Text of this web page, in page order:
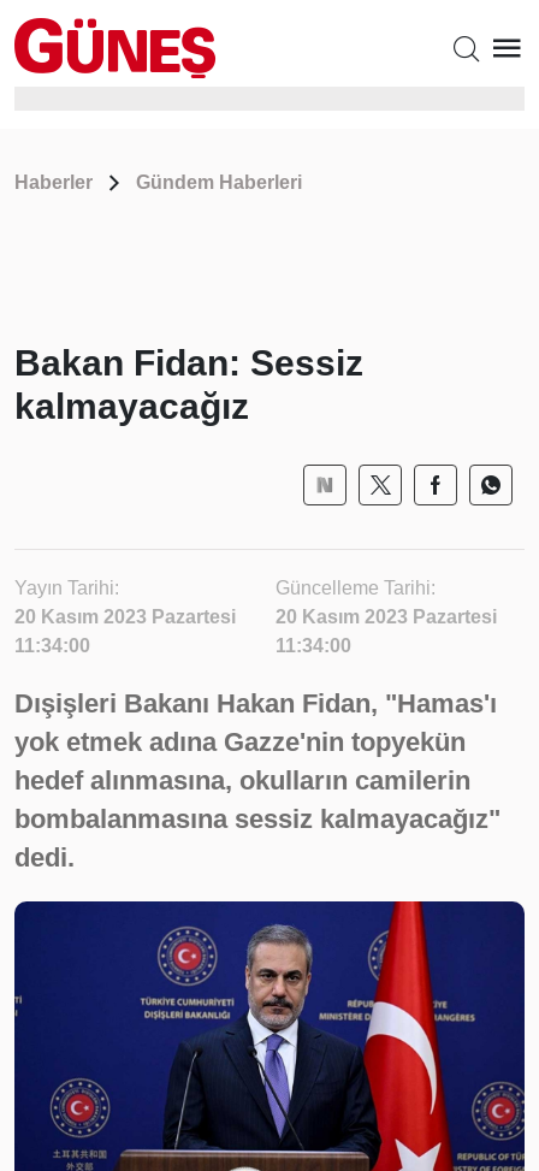
Haberler Gündem Haberleri
Bakan Fidan: Sessiz
kalmayacağız
Yayın Tarihi:
20 Kasım 2023 Pazartesi
11:34:00
Güncelleme Tarihi:
20 Kasım 2023 Pazartesi
11:34:00
Dışişleri Bakanı Hakan Fidan, "Hamas'ı
yok etmek adına Gazze'nin topyekün
hedef alınmasına, okulların camilerin
bombalanmasına sessiz kalmayacağız"
dedi.